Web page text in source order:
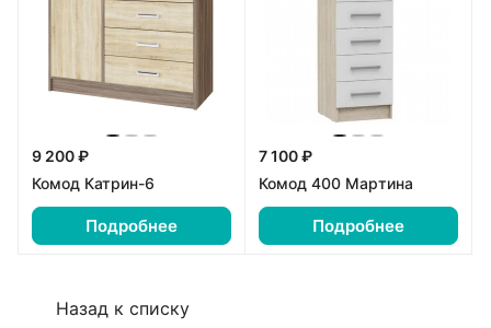
9 200 ₽
Комод Катрин-6
Подробнее
7 100 ₽
Комод 400 Мартина
Подробнее
Назад к списку